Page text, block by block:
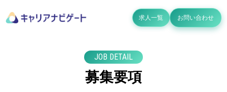
求人一覧 お問い合わせ
JOB DETAIL
募集要項